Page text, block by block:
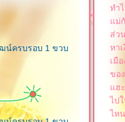
น์ครบรอบ 1 ขวบ
ทำ
ม่กั
ส่ว
หา
เมื
ขอ
ฮะ
ไป
ไห